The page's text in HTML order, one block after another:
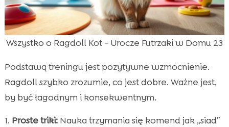
Wszystko o Ragdoll Kot - Urocze Futrzaki w Domu 23
Podstawą treningu jest pozytywne wzmocnienie.
Ragdoll szybko zrozumie, co jest dobre. Ważne jest,
by być łagodnym i konsekwentnym.
Proste triki:Nauka trzymania się komend jak „siad”